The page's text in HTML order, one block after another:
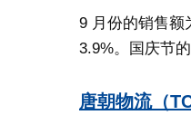
9 月份的销售额
3.9%。国庆节
唐朝物流（